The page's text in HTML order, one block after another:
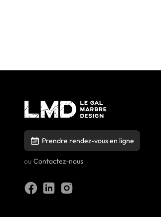
Prendre rendez-vous en ligne
ou Contactez-nous